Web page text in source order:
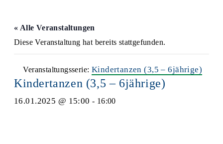
« Alle Veranstaltungen
Diese Veranstaltung hat bereits stattgefunden.
Veranstaltungsserie: Kindertanzen (3,5 – 6jährige)
Kindertanzen (3,5 – 6jährige)
16.01.2025 @ 15:00 - 16:00